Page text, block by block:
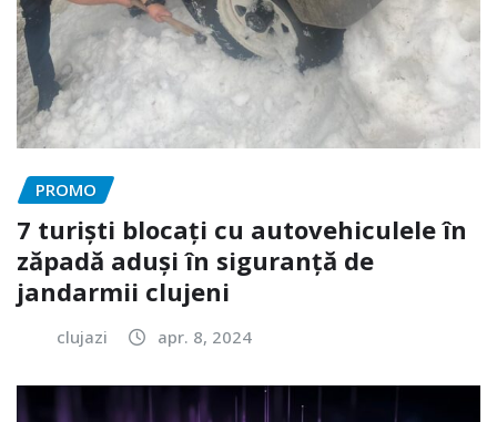
PROMO
7 turiști blocați cu autovehiculele în
zăpadă aduși în siguranță de
jandarmii clujeni
clujazi apr. 8, 2024